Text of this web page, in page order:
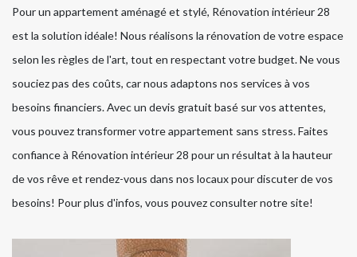
Pour un appartement aménagé et stylé, Rénovation intérieur 28
est la solution idéale! Nous réalisons la rénovation de votre espace
selon les règles de l'art, tout en respectant votre budget. Ne vous
souciez pas des coûts, car nous adaptons nos services à vos
besoins financiers. Avec un devis gratuit basé sur vos attentes,
vous pouvez transformer votre appartement sans stress. Faites
confiance à Rénovation intérieur 28 pour un résultat à la hauteur
de vos rêve et rendez-vous dans nos locaux pour discuter de vos
besoins! Pour plus d'infos, vous pouvez consulter notre site!